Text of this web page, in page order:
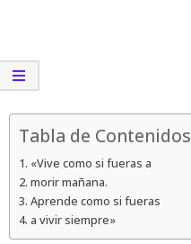
Tabla de Contenidos
«Vive como si fueras a
morir mañana.
Aprende como si fueras
a vivir siempre»